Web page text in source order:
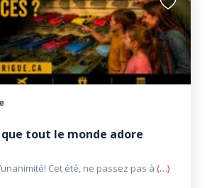
Ajouter
aux
favoris
que tout le monde adore
Cet été, ne passez pas à (…)